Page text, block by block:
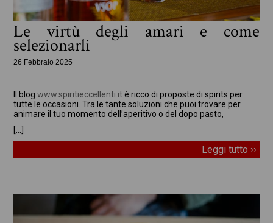
Le virtù degli amari e come
selezionarli
26 Febbraio 2025
Il blogwww.spiritieccellenti.itè ricco di proposte di spirits per
tutte le occasioni. Tra le tante soluzioni che puoi trovare per
animare il tuo momento dell’aperitivo o del dopo pasto,
[…]
Leggi tutto ››